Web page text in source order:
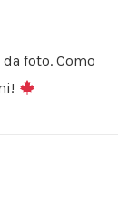
foto. Como